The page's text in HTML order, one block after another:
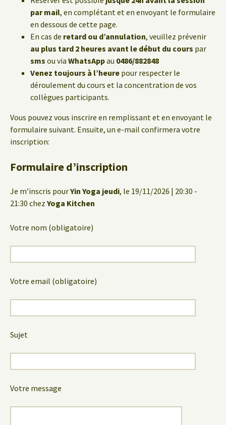
par mail, en complétant et en envoyant le formulaire
en dessous de cette page.
En cas de retard ou d’annulation, veuillez prévenir
au plus tard 2 heures avant le début du cours par
sms ou via WhatsAppau 0486/882848
Venez toujours à l’heure pour respecter le
déroulement du cours et la concentration de vos
collègues participants.
Vous pouvez vous inscrire en remplissant et en envoyant le
formulaire suivant. Ensuite, un e-mail confirmera votre
inscription:
Formulaire d’inscription
Je m’inscris pourYin Yoga jeudi, le 19/11/2026 | 20:30 -
21:30 chez Yoga Kitchen
Votre nom (obligatoire)
Votre email (obligatoire)
Sujet
Votre message